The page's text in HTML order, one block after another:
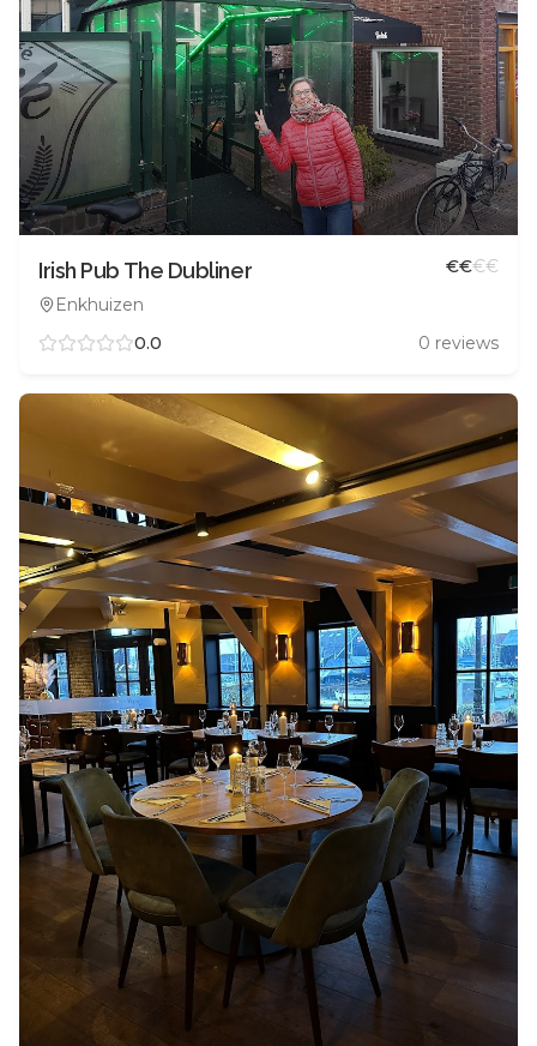
Irish Pub The Dubliner
Enkhuizen
€€€€
0.0 0 reviews